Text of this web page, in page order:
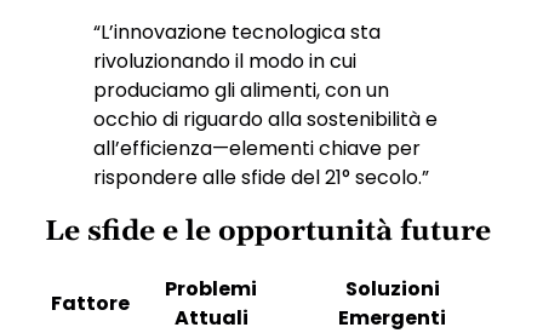
“L’innovazione tecnologica sta
rivoluzionando il modo in cui
produciamo gli alimenti, con un
occhio di riguardo alla sostenibilità e
all’efficienza—elementi chiave per
rispondere alle sfide del 21° secolo.”
Le sfide e le opportunità future
Fattore
Problemi
Attuali
Soluzioni
Emergenti